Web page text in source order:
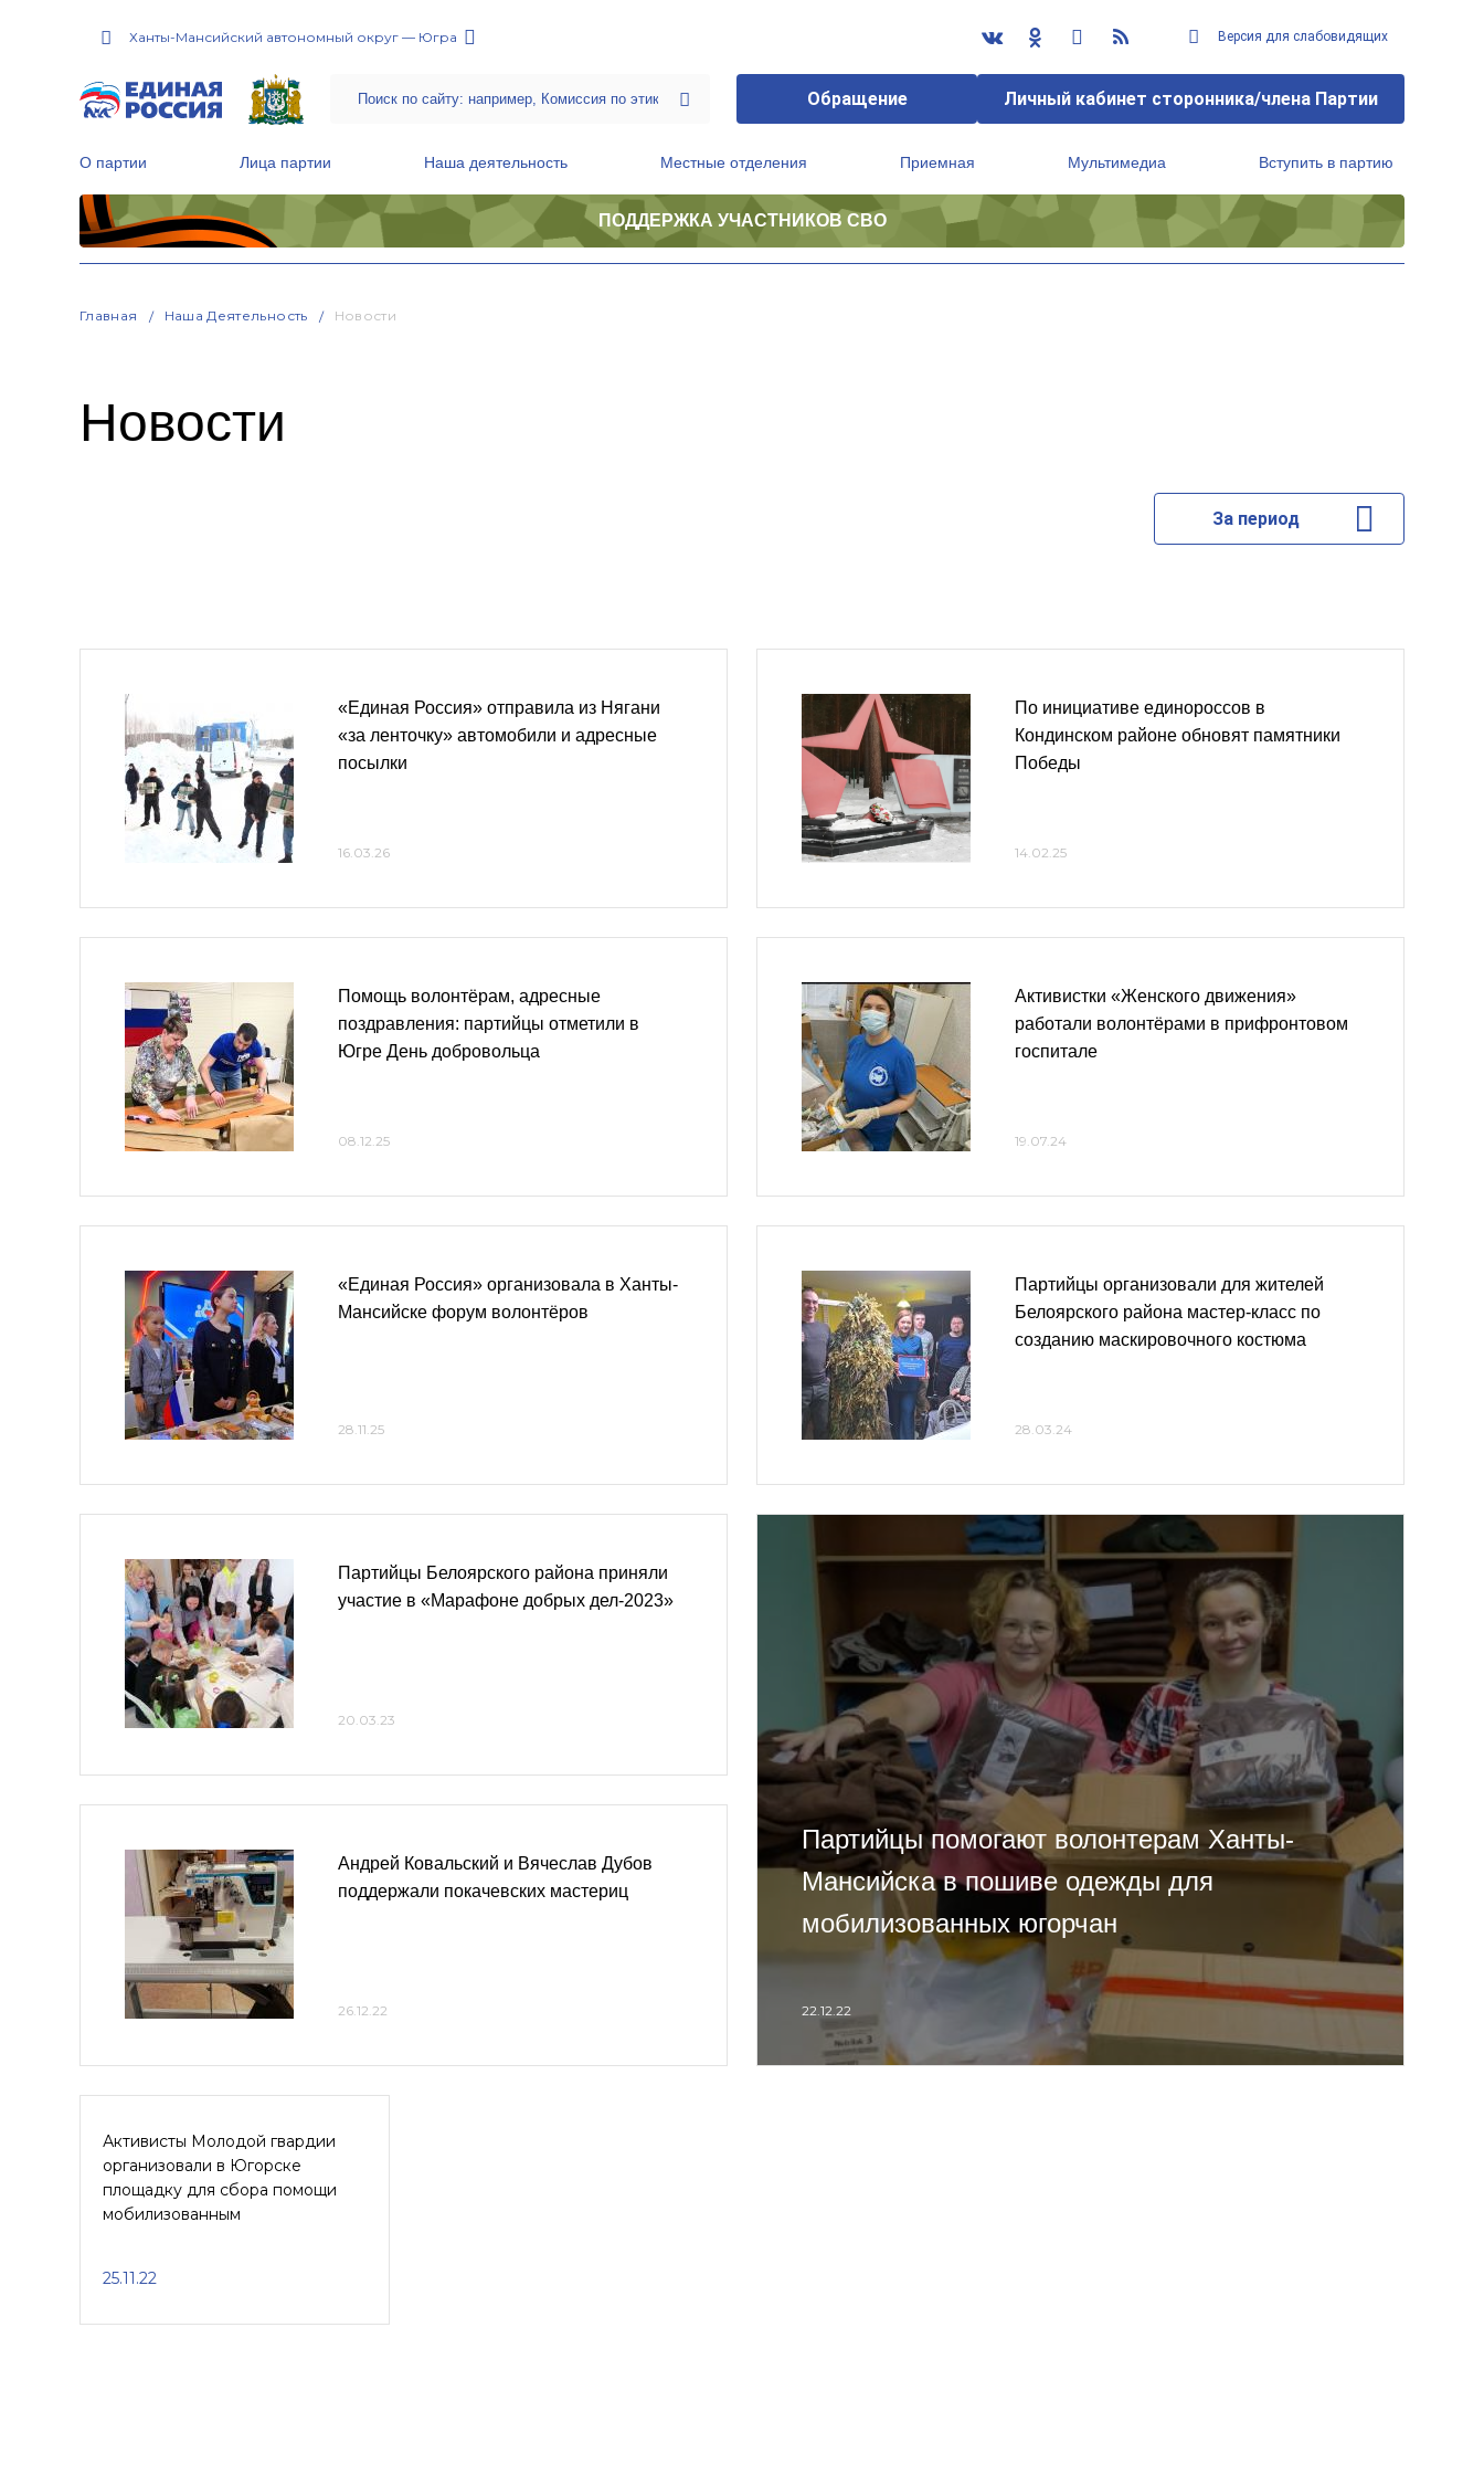
Ханты-Мансийский автономный округ — Югра Версия для слабовидящих
Обращение Личный кабинет сторонника/члена Партии
О партии Лица партии Наша деятельность Местные отделения Приемная Мультимедиа Вступить в партию
ПОДДЕРЖКА УЧАСТНИКОВ СВО
Главная Наша Деятельность Новости
Новости
За период
«Единая Россия» отправила из Нягани
«за ленточку» автомобили и адресные
посылки
16.03.26
Помощь волонтёрам, адресные
поздравления: партийцы отметили в
Югре День добровольца
08.12.25
«Единая Россия» организовала в Ханты-
Мансийске форум волонтёров
28.11.25
По инициативе единороссов в
Кондинском районе обновят памятники
Победы
14.02.25
Активистки «Женского движения»
работали волонтёрами в прифронтовом
госпитале
19.07.24
Партийцы организовали для жителей
Белоярского района мастер-класс по
созданию маскировочного костюма
28.03.24
Партийцы Белоярского района приняли
участие в «Марафоне добрых дел-2023»
20.03.23
Андрей Ковальский и Вячеслав Дубов
поддержали покачевских мастериц
26.12.22
Партийцы помогают волонтерам Ханты-
Мансийска в пошиве одежды для
мобилизованных югорчан
22.12.22
Активисты Молодой гвардии
организовали в Югорске
площадку для сбора помощи
мобилизованным
25.11.22